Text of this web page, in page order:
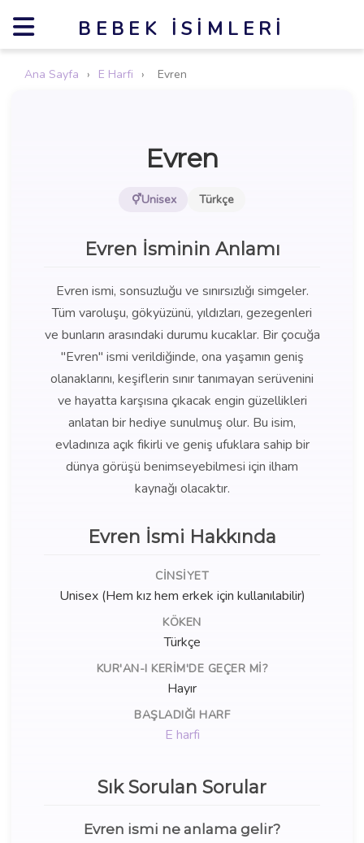
BEBEK İSIMLERI
Ana Sayfa › E Harfi › Evren
Evren
Unisex Türkçe
Evren İsminin Anlamı
Evren ismi, sonsuzluğu ve sınırsızlığı simgeler.
Tüm varoluşu, gökyüzünü, yıldızları, gezegenleri
ve bunların arasındaki durumu kucaklar. Bir çocuğa
"Evren" ismi verildiğinde, ona yaşamın geniş
olanaklarını, keşiflerin sınır tanımayan serüvenini
ve hayatta karşısına çıkacak engin güzellikleri
anlatan bir hediye sunulmuş olur. Bu isim,
evladınıza açık fikirli ve geniş ufuklara sahip bir
dünya görüşü benimseyebilmesi için ilham
kaynağı olacaktır.
Evren İsmi Hakkında
CINSIYET
Unisex (Hem kız hem erkek için kullanılabilir)
KÖKEN
Türkçe
KUR'AN-I KERIM'DE GEÇER MI?
Hayır
BAŞLADIĞI HARF
E harfi
Sık Sorulan Sorular
Evren ismi ne anlama gelir?